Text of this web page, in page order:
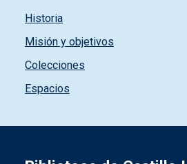
Historia
Misión y objetivos
Colecciones
Espacios